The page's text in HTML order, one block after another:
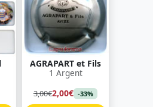
AGRAPART et Fils
1 Argent
3,00€2,00€ -33%